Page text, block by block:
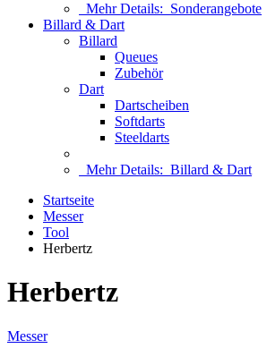
Mehr Details: Sonderangebote
Billard & Dart
Billard
Queues
Zubehör
Dart
Dartscheiben
Softdarts
Steeldarts
Mehr Details: Billard & Dart
Startseite
Messer
Tool
Herbertz
Herbertz
Messer